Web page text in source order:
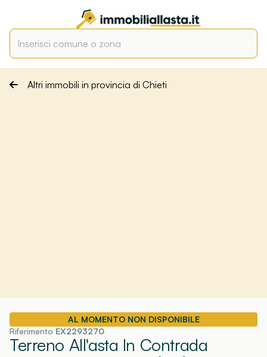
Altri immobili in provincia di Chieti
AL MOMENTO NON DISPONIBILE
Riferimento EX2293270
Terreno All'asta In Contrada